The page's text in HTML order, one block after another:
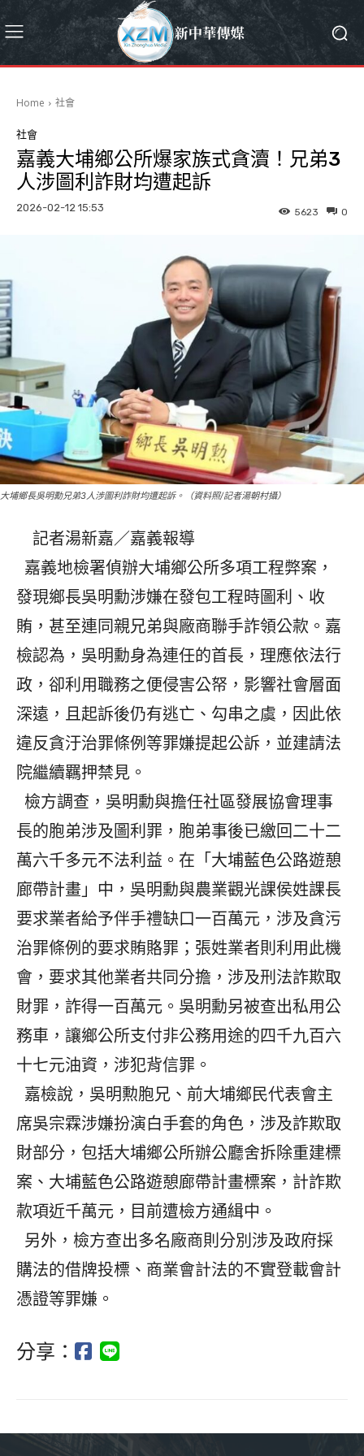
Home 社會
社會
嘉義大埔鄉公所爆家族式貪瀆！兄弟3
人涉圖利詐財均遭起訴
2026-02-12 15:53 0
5623
大埔鄉長吳明勳兄弟3人涉圖利詐財均遭起訴。（資料照/記者湯朝村攝）
記者湯新嘉／嘉義報導
嘉義地檢署偵辦大埔鄉公所多項工程弊案，
發現鄉長吳明勳涉嫌在發包工程時圖利、收
賄，甚至連同親兄弟與廠商聯手詐領公款。嘉
檢認為，吳明勳身為連任的首長，理應依法行
政，卻利用職務之便侵害公帑，影響社會層面
深遠，且起訴後仍有逃亡、勾串之虞，因此依
違反貪汙治罪條例等罪嫌提起公訴，並建請法
院繼續羈押禁見。
檢方調查，吳明勳與擔任社區發展協會理事
長的胞弟涉及圖利罪，胞弟事後已繳回二十二
萬六千多元不法利益。在「大埔藍色公路遊憩
廊帶計畫」中，吳明勳與農業觀光課侯姓課長
要求業者給予伴手禮缺口一百萬元，涉及貪污
治罪條例的要求賄賂罪；張姓業者則利用此機
會，要求其他業者共同分擔，涉及刑法詐欺取
財罪，詐得一百萬元。吳明勳另被查出私用公
務車，讓鄉公所支付非公務用途的四千九百六
十七元油資，涉犯背信罪。
嘉檢說，吳明勲胞兄、前大埔鄉民代表會主
席吳宗霖涉嫌扮演白手套的角色，涉及詐欺取
財部分，包括大埔鄉公所辦公廳舍拆除重建標
案、大埔藍色公路遊憩廊帶計畫標案，計詐欺
款項近千萬元，目前遭檢方通緝中。
另外，檢方查出多名廠商則分別涉及政府採
購法的借牌投標、商業會計法的不實登載會計
憑證等罪嫌。
分享：